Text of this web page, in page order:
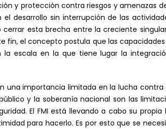
y protección contra riesgos y amenazas
desarrollo sin interrupción de las
esta brecha entre la creciente
fin, el concepto postula que las
la escala en la que tiene lugar la
una importancia limitada en la lucha contra
y la soberanía nacional son las
El FMI está llevando a cabo su
para hacerlo. Es por esto que se